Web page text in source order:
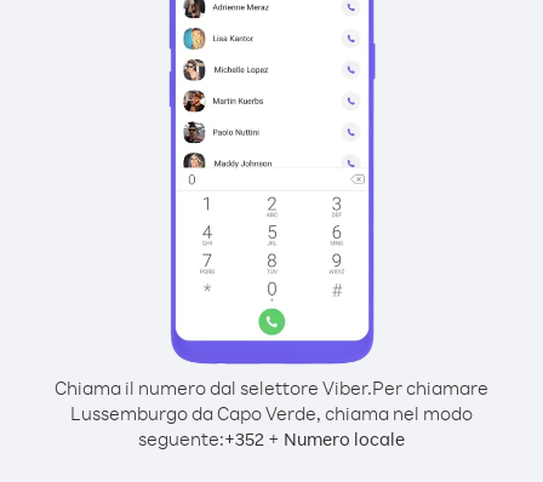
Chiama il numero dal selettore Viber.Per chiamare
Lussemburgo da Capo Verde, chiama nel modo
seguente:+352 + Numero locale